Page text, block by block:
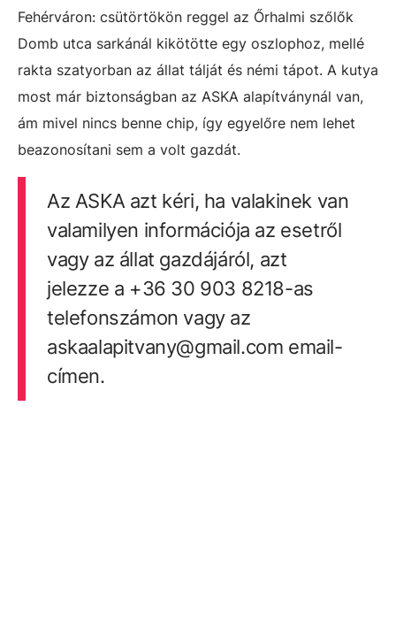
Fehérváron: csütörtökön reggel az Őrhalmi szőlők
Domb utca sarkánál kikötötte egy oszlophoz, mellé
rakta szatyorban az állat tálját és némi tápot. A kutya
most már biztonságban az ASKA alapítványnál van,
ám mivel nincs benne chip, így egyelőre nem lehet
beazonosítani sem a volt gazdát.
Az ASKA azt kéri, ha valakinek van
valamilyen információja az esetről
vagy az állat gazdájáról, azt
jelezze a +36 30 903 8218-as
telefonszámon vagy az
askaalapitvany@gmail.com email-
címen.